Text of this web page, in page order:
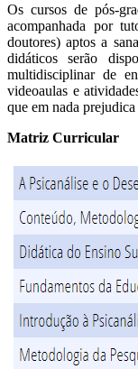
Os cursos de pós-
acompanhada por
doutores) aptos a
didáticos serão
multidisciplinar de
videoaulas e
que em nada
Matriz Curricular